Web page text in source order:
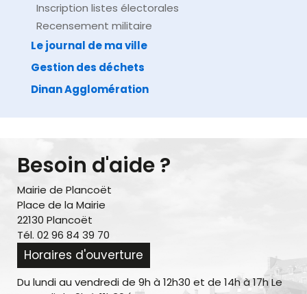
Inscription listes électorales
Recensement militaire
Le journal de ma ville
Gestion des déchets
Dinan Agglomération
Besoin d'aide ?
Mairie de Plancoët
Place de la Mairie
22130 Plancoët
Tél. 02 96 84 39 70
Horaires d'ouverture
Du lundi au vendredi de 9h à 12h30 et de 14h à 17h Le